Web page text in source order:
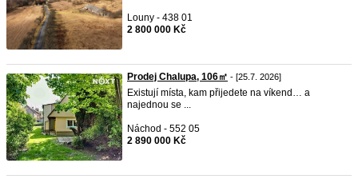
Louny - 438 01
2 800 000 Kč
Prodej Chalupa, 106㎡ - [25.7. 2026]
Existují místa, kam přijedete na víkend… a
najednou se ...
Náchod - 552 05
2 890 000 Kč